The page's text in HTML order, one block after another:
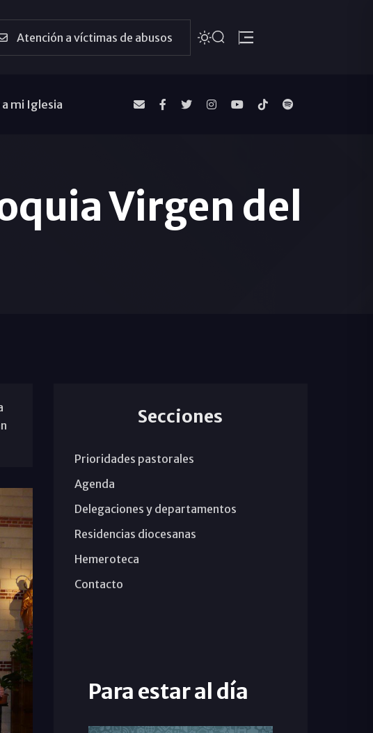
Atención a víctimas de abusos
a mi Iglesia
Virgen del
Secciones
Prioridades pastorales
Agenda
Delegaciones y departamentos
Residencias diocesanas
Hemeroteca
Contacto
Para estar al día